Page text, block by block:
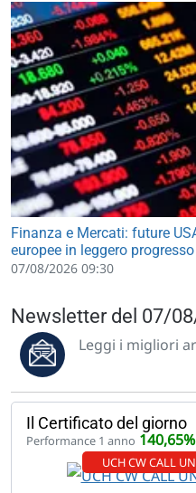
Finanza e Mercati: future
europee in leggero progresso
07/08/2026 09:30
Newsletter del 07/
Leggi i migliori
Il Certificato del giorno
Performance 1 anno 140,65%
UCH CW CALL